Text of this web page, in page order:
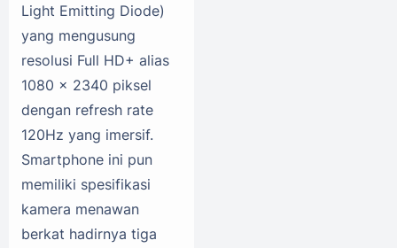
Light Emitting Diode)
yang mengusung
resolusi Full HD+ alias
1080 x 2340 piksel
dengan refresh rate
120Hz yang imersif.
Smartphone ini pun
memiliki spesifikasi
kamera menawan
berkat hadirnya tiga